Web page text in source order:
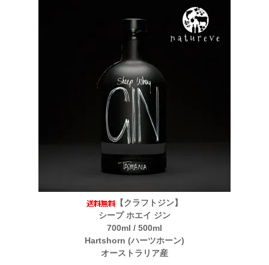
【クラフトジン】
シープ ホエイ ジン
700ml / 500ml
Hartshorn (ハーツホーン)
オーストラリア産